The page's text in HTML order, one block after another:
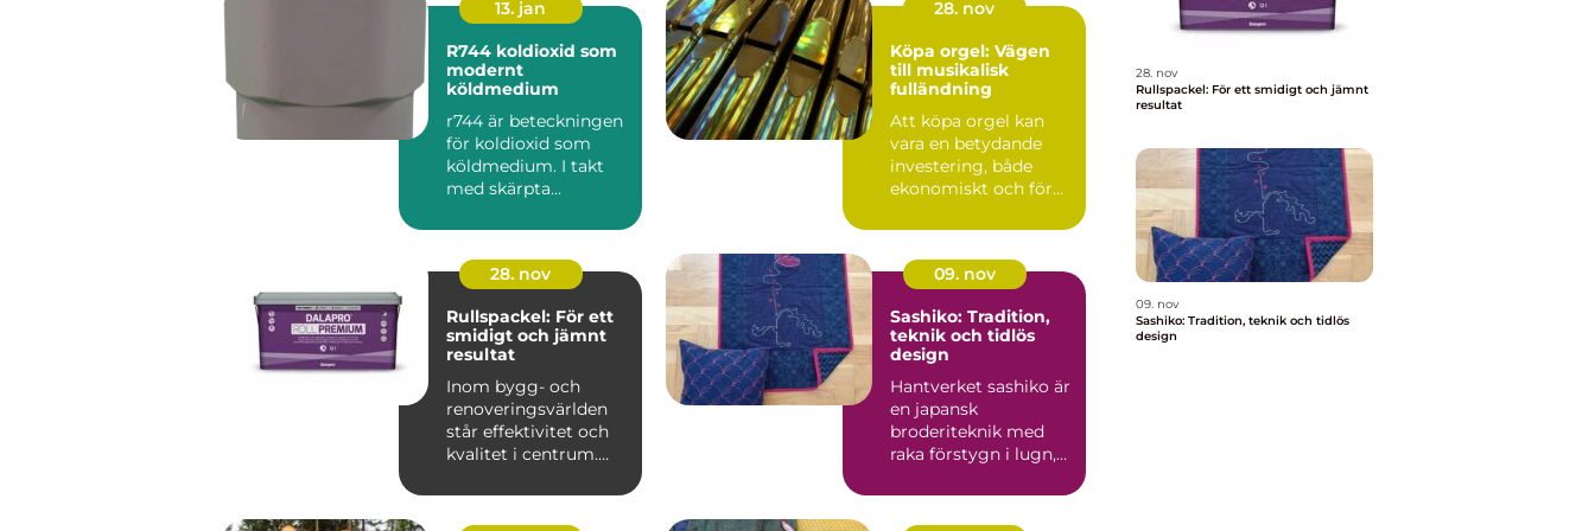
13. jan
R744 koldioxid som
modernt
köldmedium
r744 är beteckningen
för koldioxid som
köldmedium. I takt
med skärpta
energipriser ...
28. nov
Köpa orgel: Vägen
till musikalisk
fulländning
Att köpa orgel kan
vara en betydande
investering, både
ekonomiskt och för
28. nov
Rullspackel: För ett
smidigt och jämnt
resultat
Inom bygg- och
renoveringsvärlden
står effektivitet och
kvalitet i centrum.
09. nov
Sashiko: Tradition,
teknik och tidlös
design
Hantverket sashiko är
en japansk
broderiteknik med
raka förstygn i lugn,
28. nov
Rullspackel: För ett smidigt och jämnt
resultat
09. nov
Sashiko: Tradition, teknik och tidlös
design